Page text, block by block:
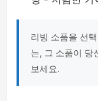
리빙 소품을 선
는, 그 소품이 당
보세요.